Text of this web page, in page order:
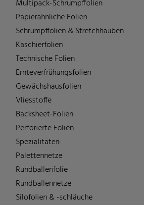
Multipack-Schrumpffolien
Papierähnliche Folien
Schrumpffolien & Stretchhauben
Kaschierfolien
Technische Folien
Ernteverfrühungsfolien
Gewächshausfolien
Vliesstoffe
Backsheet-Folien
Perforierte Folien
Spezialitäten
Palettennetze
Rundballenfolie
Rundballennetze
Silofolien & -schläuche